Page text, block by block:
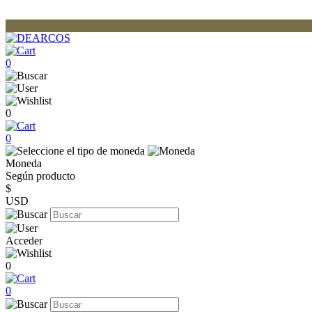
0
0
0
Moneda
Según producto
$
USD
Acceder
0
0